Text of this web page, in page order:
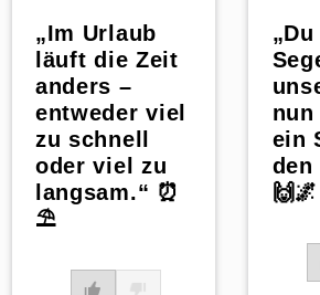
„Im Urlaub
läuft die Zeit
anders –
entweder viel
zu schnell
oder viel zu
langsam.“ ⏰
⛱️
ein
den
🙌🌌